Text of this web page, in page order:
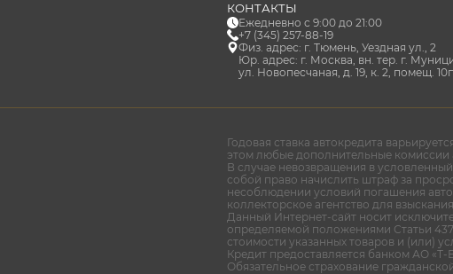
КОНТАКТЫ
Ежедневно с 9:00 до 21:00
+7 (345) 257-88-19
Физ. адрес: г. Тюмень, Уездная ул., 2
Юр. адрес: г. Москва, вн. тер. г.
ул. Новопесчаная, д. 19, к. 2, помещ. 10п
Годовая ставка автокредита
этом любые дополнительные комиссии
В случае невозвращения в
собой право начислить штраф за
несоблюдении условий погашения
коллекторское агентство для
Данный Интернет-сайт носит
определяемой положениями Статьи
стоимости указанных товаров и (или)
Кредит предоставляется банком АО
Обязательное страхование